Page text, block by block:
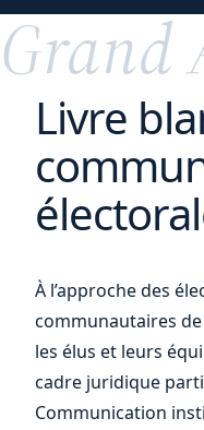
votre
Grand
Livre
À l’approche des
communautaires
les élus et leurs
cadre juridique
Communication